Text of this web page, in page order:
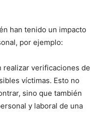
han tenido un impacto
por ejemplo:
realizar verificaciones de
víctimas. Esto no
sino que también
y laboral de una